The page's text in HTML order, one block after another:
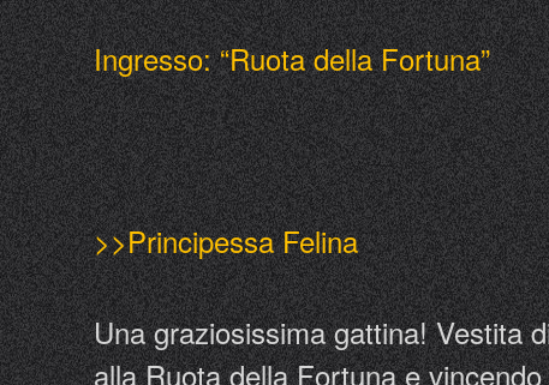
Ingresso: “Ruota della Fortuna”
>>Principessa Felina
Una graziosissima gattina! Vestita
alla Ruota della Fortuna e